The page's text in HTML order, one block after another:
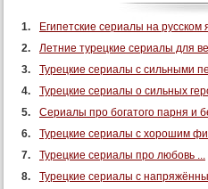
Египетские сериалы на русском
Летние турецкие сериалы для
Турецкие сериалы с сильными
Турецкие сериалы о сильных
Сериалы про богатого парня и
Турецкие сериалы с хорошим
Турецкие сериалы про любовь ...
Турецкие сериалы с